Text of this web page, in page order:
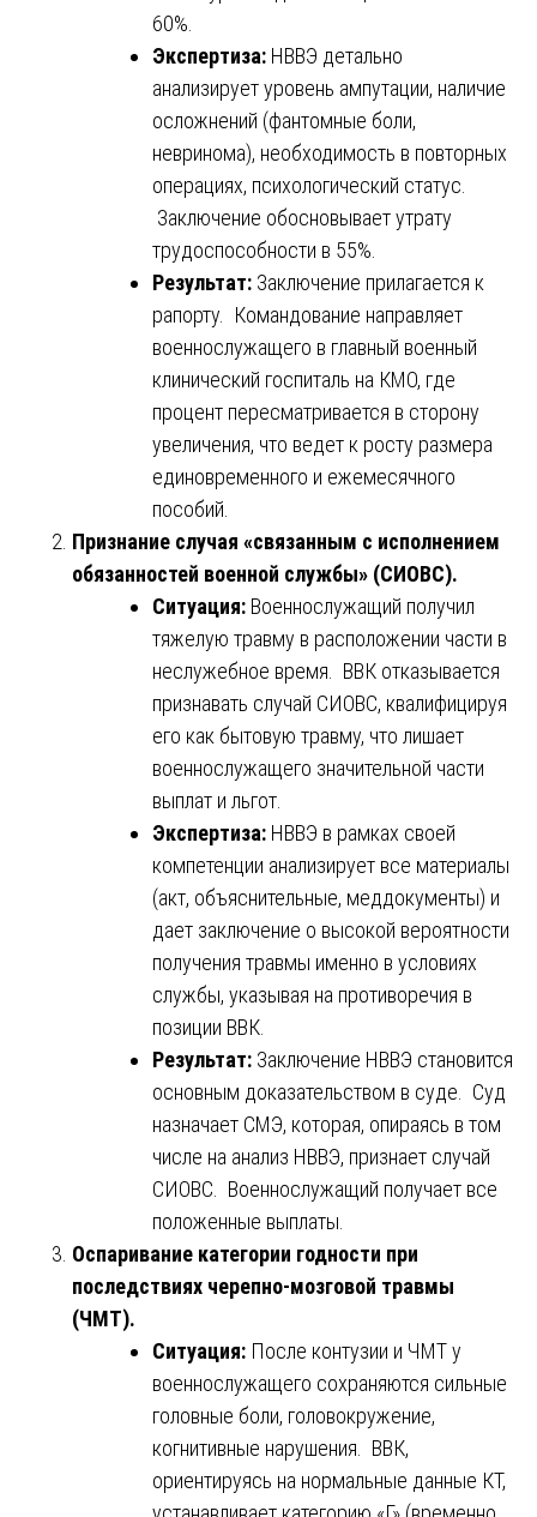
60%.
Экспертиза: НВВЭ детально
анализирует уровень ампутации, наличие
осложнений (фантомные боли,
невринома), необходимость в повторных
операциях, психологический статус.
Заключение обосновывает утрату
трудоспособности в 55%.
Результат: Заключение прилагается к
рапорту. Командование направляет
военнослужащего в главный военный
клинический госпиталь на КМО, где
процент пересматривается в сторону
увеличения, что ведет к росту размера
единовременного и ежемесячного
пособий.
Признание случая «связанным с исполнением
обязанностей военной службы» (СИОВС).
Ситуация: Военнослужащий получил
тяжелую травму в расположении части в
неслужебное время. ВВК отказывается
признавать случай СИОВС, квалифицируя
его как бытовую травму, что лишает
военнослужащего значительной части
выплат и льгот.
Экспертиза: НВВЭ в рамках своей
компетенции анализирует все материалы
(акт, объяснительные, меддокументы) и
дает заключение о высокой вероятности
получения травмы именно в условиях
службы, указывая на противоречия в
позиции ВВК.
Результат: Заключение НВВЭ становится
основным доказательством в суде. Суд
назначает СМЭ, которая, опираясь в том
числе на анализ НВВЭ, признает случай
СИОВС. Военнослужащий получает все
положенные выплаты.
Оспаривание категории годности при
последствиях черепно-мозговой травмы
(ЧМТ).
Ситуация: После контузии и ЧМТ у
военнослужащего сохраняются сильные
головные боли, головокружение,
когнитивные нарушения. ВВК,
ориентируясь на нормальные данные КТ,